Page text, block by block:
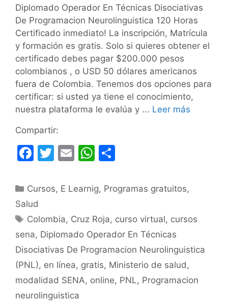
Diplomado Operador En Técnicas Disociativas
De Programacion Neurolinguistica 120 Horas
Certificado inmediato! La inscripción, Matrícula
y formación es gratis. Solo si quieres obtener el
certificado debes pagar $200.000 pesos
colombianos , o USD 50 dólares americanos
fuera de Colombia. Tenemos dos opciones para
certificar: si usted ya tiene el conocimiento,
nuestra plataforma le evalúa y ... Leer más
Compartir:
F
c
e
b
o
o
k
T
itt
E
ai
W
at
A
p
p
m
ar
tir
Categorías
Cursos, E Learnig, Programas gratuitos,
Salud
Etiquetas
Colombia, Cruz Roja, curso virtual, cursos
sena, Diplomado Operador En Técnicas
Disociativas De Programacion Neurolinguistica
(PNL), en línea, gratis, Ministerio de salud ,
modalidad SENA, online, PNL, Programacion
neurolinguistica